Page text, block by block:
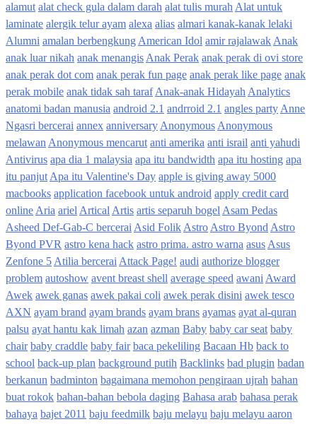
alamut alat check gula dalam darah alat tulis murah Alat untuk
laminate alergik telur ayam alexa alias almari kanak-kanak lelaki
Alumni amalan berbengkung American Idol amir rajalawak Anak
anak luar nikah anak menangis Anak Perak anak perak di ovi store
anak perak dot com anak perak fun page anak perak like page anak
perak mobile anak tidak sah taraf Anak-anak Hidayah Analytics
anatomi badan manusia android 2.1 andrroid 2.1 angles party Anne
Ngasri bercerai annex anniversary Anonymous Anonymous
melawan Anonymous mencarut anti amerika anti israil anti yahudi
Antivirus apa dia 1 malaysia apa itu bandwidth apa itu hosting apa
itu panjut Apa itu Valentine's Day apple is giving away 5000
macbooks application facebook untuk android apply credit card
online Aria ariel Artical Artis artis separuh bogel Asam Pedas
Asheed Def-Gab-C bercerai Asid Folik Astro Astro Byond Astro
Byond PVR astro kena hack astro prima. astro warna asus Asus
Zenfone 5 Atilia bercerai Attack Page! audi authorize blogger
problem autoshow avent breast shell average speed awani Award
Awek awek ganas awek pakai coli awek perak disini awek tesco
AXN ayam brand ayam brands ayam brans ayamas ayat al-quran
palsu ayat hantu kak limah azan azman Baby baby car seat baby
chair baby craddle baby fair baca pekeliling Bacaan Hb back to
school back-up plan background putih Backlinks bad plugin badan
berkanun badminton bagaimana memohon pengiraan ujrah bahan
buat rokok bahan-bahan bebola daging Bahasa arab bahasa perak
bahaya bajet 2011 baju feedmilk baju melayu baju melayu aaron